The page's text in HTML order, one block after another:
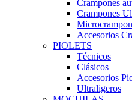
Crampones
Crampones
Accesorios
PIOLETS
Técnicos
Clásicos
Accesorios
Ultraligeros